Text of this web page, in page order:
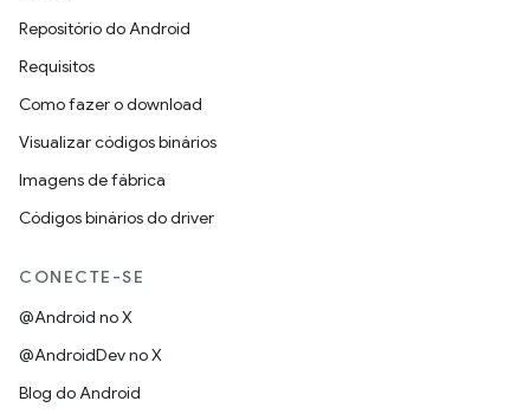
Repositório do Android
Requisitos
Como fazer o download
Visualizar códigos binários
Imagens de fábrica
Códigos binários do driver
CONECTE-SE
@Android no X
@AndroidDev no X
Blog do Android